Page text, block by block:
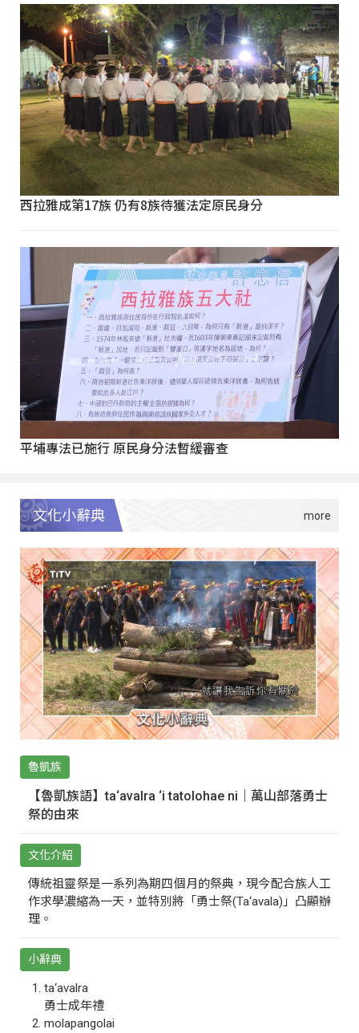
西拉雅成第17族 仍有8族待獲法定原民身分
平埔專法已施行 原民身分法暫緩審查
文化小辭典
魯凱族
【魯凱族語】ta‘avalra ‘i tatolohae ni｜萬山部落勇士
祭的由來
文化介紹
傳統祖靈祭是一系列為期四個月的祭典，現今配合族人工
作求學濃縮為一天，並特別將「勇士祭(Ta‘avala)」凸顯辦
理。
小辭典
ta‘avalra
勇士成年禮
molapangolai